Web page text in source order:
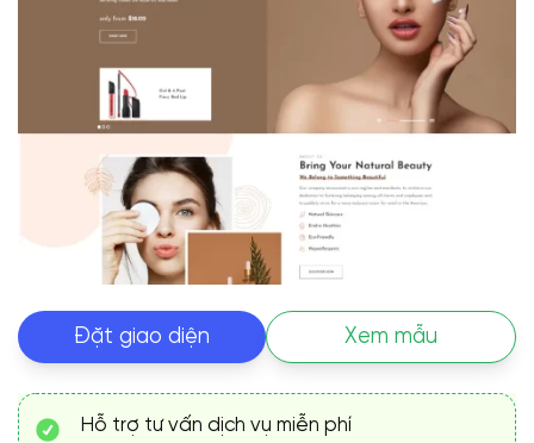
Đặt giao diện Xem mẫu
Hỗ trợ tư vấn dịch vụ miễn phí